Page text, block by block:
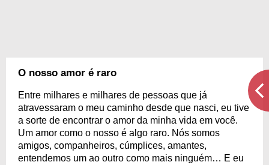
O nosso amor é raro
Entre milhares e milhares de pessoas que já
atravessaram o meu caminho desde que nasci, eu tive
a sorte de encontrar o amor da minha vida em você.
Um amor como o nosso é algo raro. Nós somos
amigos, companheiros, cúmplices, amantes,
entendemos um ao outro como mais ninguém… E eu